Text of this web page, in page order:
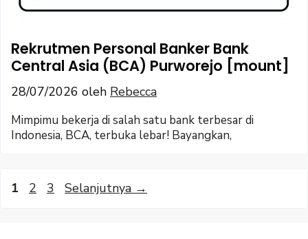
Rekrutmen Personal Banker Bank
Central Asia (BCA) Purworejo [mount]
28/07/2026 oleh Rebecca
Mimpimu bekerja di salah satu bank terbesar di
Indonesia, BCA, terbuka lebar! Bayangkan,
Halaman
1 Halaman
2 Halaman
3 Selanjutnya →